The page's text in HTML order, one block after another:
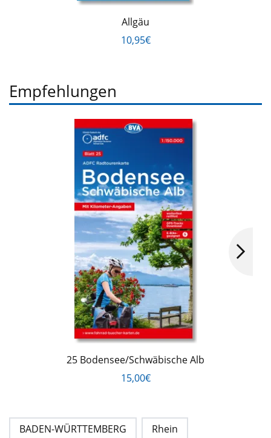
Allgäu
10,95€
Empfehlungen
25 Bodensee/Schwäbische Alb
15,00€
BADEN-WÜRTTEMBERG Rhein